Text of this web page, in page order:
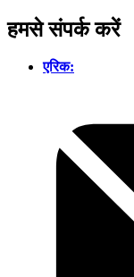
हमसे संपर्क करें
एरिक: